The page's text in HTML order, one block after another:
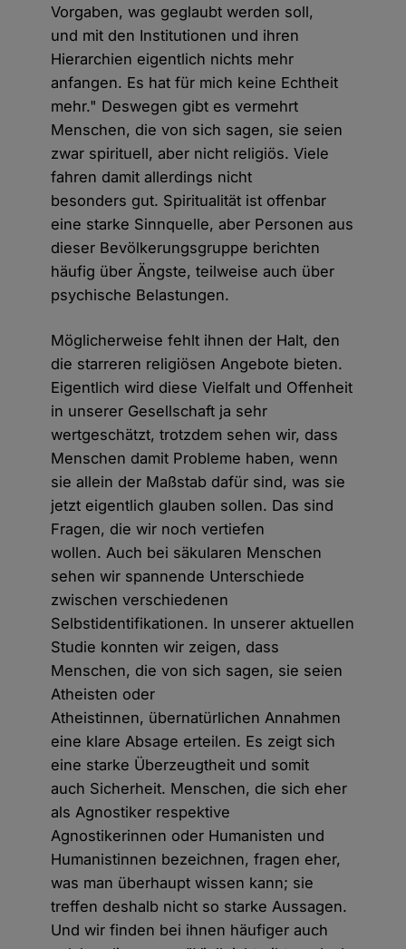
Vorgaben, was geglaubt werden soll,
und mit den Institutionen und ihren
Hierarchien eigentlich nichts mehr
anfangen. Es hat für mich keine Echtheit
mehr." Deswegen gibt es vermehrt
Menschen, die von sich sagen, sie seien
zwar spirituell, aber nicht religiös. Viele
fahren damit allerdings nicht
besonders gut. Spiritualität ist offenbar
eine starke Sinnquelle, aber Personen aus
dieser Bevölkerungsgruppe berichten
häufig über Ängste, teilweise auch über
psychische Belastungen.
Möglicherweise fehlt ihnen der Halt, den
die starreren religiösen Angebote bieten.
Eigentlich wird diese Vielfalt und Offenheit
in unserer Gesellschaft ja sehr
wertgeschätzt, trotzdem sehen wir, dass
Menschen damit Probleme haben, wenn
sie allein der Maßstab dafür sind, was sie
jetzt eigentlich glauben sollen. Das sind
Fragen, die wir noch vertiefen
wollen. Auch bei säkularen Menschen
sehen wir spannende Unterschiede
zwischen verschiedenen
Selbstidentifikationen. In unserer aktuellen
Studie konnten wir zeigen, dass
Menschen, die von sich sagen, sie seien
Atheisten oder
Atheistinnen, übernatürlichen Annahmen
eine klare Absage erteilen. Es zeigt sich
eine starke Überzeugtheit und somit
auch Sicherheit. Menschen, die sich eher
als Agnostiker respektive
Agnostikerinnen oder Humanisten und
Humanistinnen bezeichnen, fragen eher,
was man überhaupt wissen kann; sie
treffen deshalb nicht so starke Aussagen.
Und wir finden bei ihnen häufiger auch